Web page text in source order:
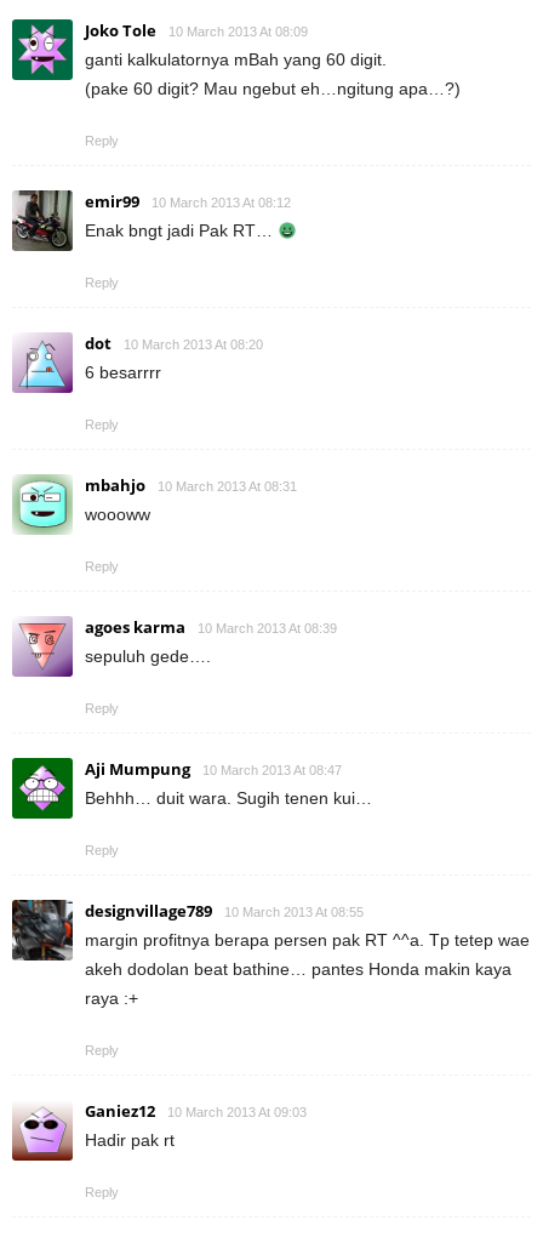
Joko Tole 10 March 2013 At 08:09
ganti kalkulatornya mBah yang 60 digit.
(pake 60 digit? Mau ngebut eh…ngitung apa…?)
Reply
emir99 10 March 2013 At 08:12
Enak bngt jadi Pak RT…
Reply
dot 10 March 2013 At 08:20
6 besarrrr
Reply
mbahjo 10 March 2013 At 08:31
woooww
Reply
agoes karma 10 March 2013 At 08:39
sepuluh gede….
Reply
Aji Mumpung 10 March 2013 At 08:47
Behhh… duit wara. Sugih tenen kui…
Reply
designvillage789 10 March 2013 At 08:55
margin profitnya berapa persen pak RT ^^a. Tp tetep wae
akeh dodolan beat bathine… pantes Honda makin kaya
raya :+
Reply
Ganiez12 10 March 2013 At 09:03
Hadir pak rt
Reply